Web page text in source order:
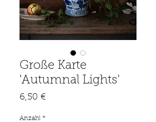
Große Karte
'Autumnal Lights'
6,50 €Preis
Anzahl *